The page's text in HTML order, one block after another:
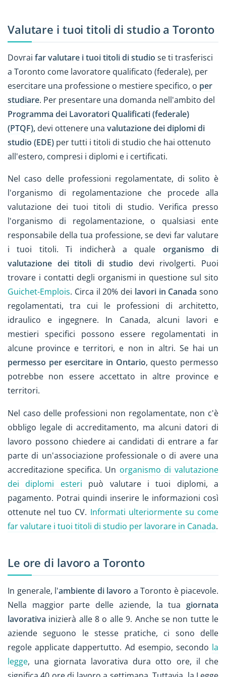
Valutare i tuoi titoli di studio a Toronto
Dovrai far valutare i tuoi titoli di studio se ti trasferisci
a Toronto come lavoratore qualificato (federale), per
esercitare una professione o mestiere specifico, o per
studiare. Per presentare una domanda nell'ambito del
Programma dei Lavoratori Qualificati (federale)
(PTQF), devi ottenere una valutazione dei diplomi di
studio (EDE) per tutti i titoli di studio che hai ottenuto
all'estero, compresi i diplomi e i certificati.
Nel caso delle professioni regolamentate, di solito è
l'organismo di regolamentazione che procede alla
valutazione dei tuoi titoli di studio. Verifica presso
l'organismo di regolamentazione, o qualsiasi ente
responsabile della tua professione, se devi far valutare
i tuoi titoli. Ti indicherà a quale organismo di
valutazione dei titoli di studio devi rivolgerti. Puoi
trovare i contatti degli organismi in questione sul sito
Guichet-Emplois. Circa il 20% dei lavori in Canada sono
regolamentati, tra cui le professioni di architetto,
idraulico e ingegnere. In Canada, alcuni lavori e
mestieri specifici possono essere regolamentati in
alcune province e territori, e non in altri. Se hai un
permesso per esercitare in Ontario, questo permesso
potrebbe non essere accettato in altre province e
territori.
Nel caso delle professioni non regolamentate, non c'è
obbligo legale di accreditamento, ma alcuni datori di
lavoro possono chiedere ai candidati di entrare a far
parte di un'associazione professionale o di avere una
accreditazione specifica. Un organismo di valutazione
dei diplomi esteri può valutare i tuoi diplomi, a
pagamento. Potrai quindi inserire le informazioni così
ottenute nel tuo CV. Informati ulteriormente su come
far valutare i tuoi titoli di studio per lavorare in Canada.
Le ore di lavoro a Toronto
In generale, l'ambiente di lavoro a Toronto è piacevole.
Nella maggior parte delle aziende, la tua giornata
lavorativa inizierà alle 8 o alle 9. Anche se non tutte le
aziende seguono le stesse pratiche, ci sono delle
regole applicate dappertutto. Ad esempio, secondo la
legge, una giornata lavorativa dura otto ore, il che